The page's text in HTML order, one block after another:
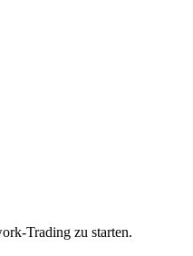
Trading zu starten.